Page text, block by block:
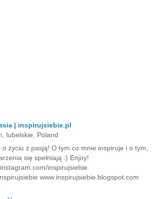
| inspirujsiebie.pl
lubelskie, Poland
o życiu z pasją! O tym co mnie inspiruje i o tym,
się spełniają :) Enjoy!
inspirujsiebie
www.inspirujsiebie.blogspot.com